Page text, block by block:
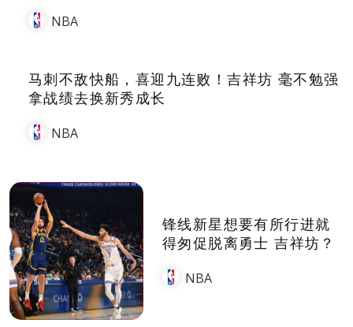
NBA
马刺不敌快船，喜迎九连败！吉祥坊 毫不勉强
拿战绩去换新秀成长
NBA
锋线新星想要有所行进就
得匆促脱离勇士 吉祥坊？
NBA